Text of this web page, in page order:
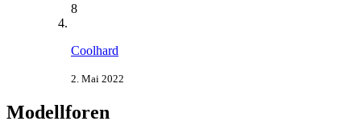
8
Coolhard
2. Mai 2022
Modellforen